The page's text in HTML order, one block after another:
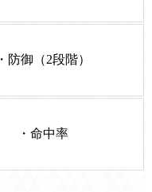
・防御（2段階）
・命中率